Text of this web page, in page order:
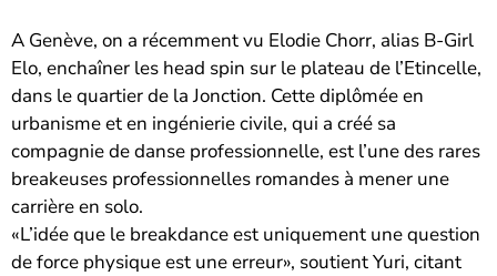
A Genève, on a récemment vu Elodie Chorr, alias B-Girl
Elo, enchaîner les head spin sur le plateau de l’Etincelle,
dans le quartier de la Jonction. Cette diplômée en
urbanisme et en ingénierie civile, qui a créé sa
compagnie de danse professionnelle, est l’une des rares
breakeuses professionnelles romandes à mener une
carrière en solo.
«L’idée que le breakdance est uniquement une question
de force physique est une erreur», soutient Yuri, citant